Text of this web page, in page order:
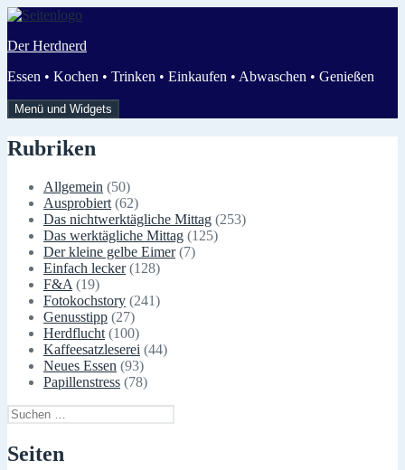
Zum
springen
Der Herdnerd
Essen • Kochen • Trinken • Einkaufen • Abwaschen • Genießen
Menü und Widgets
Rubriken
Allgemein (50)
Ausprobiert (62)
Das nichtwerktägliche Mittag (253)
Das werktägliche Mittag (125)
Der kleine gelbe Eimer(7)
Einfach lecker(128)
F&A (19)
Fotokochstory (241)
Genusstipp (27)
Herdflucht (100)
Kaffeesatzleserei (44)
Neues Essen (93)
Papillenstress (78)
Suchen
nach:
Seiten